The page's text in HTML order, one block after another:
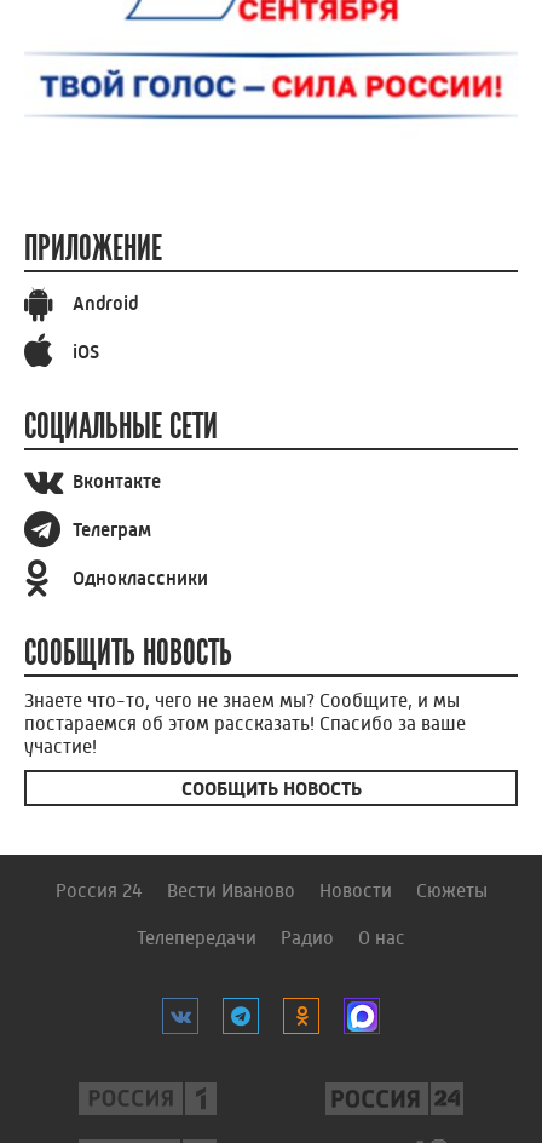
ПРИЛОЖЕНИЕ
Android
iOS
СОЦИАЛЬНЫЕ СЕТИ
Вконтакте
Телеграм
Одноклассники
СООБЩИТЬ НОВОСТЬ
Знаете что-то, чего не знаем мы? Сообщите, и мы
постараемся об этом рассказать! Спасибо за ваше
участие!
СООБЩИТЬ НОВОСТЬ
Россия 24 Вести Иваново Новости Сюжеты
Телепередачи Радио О нас